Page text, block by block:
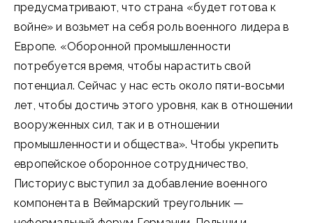
предусматривают, что страна «будет готова к
войне» и возьмет на себя роль военного лидера в
Европе. «Оборонной промышленности
потребуется время, чтобы нарастить свой
потенциал. Сейчас у нас есть около пяти-восьми
лет, чтобы достичь этого уровня, как в отношении
вооруженных сил, так и в отношении
промышленности и общества». Чтобы укрепить
европейское оборонное сотрудничество,
Писториус выступил за добавление военного
компонента в Веймарский треугольник —